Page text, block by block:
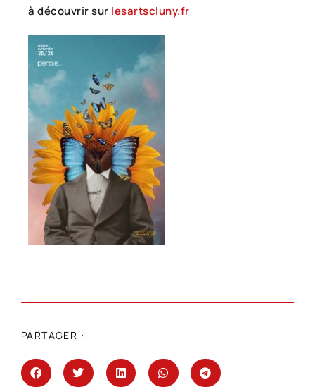
à découvrir sur lesartscluny.fr
PARTAGER :